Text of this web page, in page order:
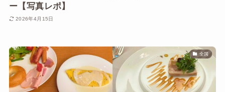
ー【写真レポ】
2026年4月15日
全国